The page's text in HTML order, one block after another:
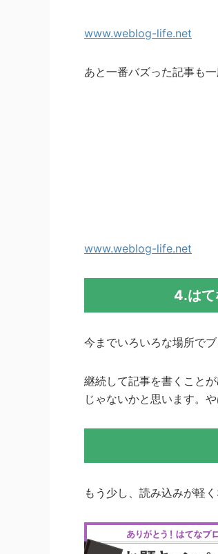
www.weblog-life.net
あと一番バズった記事も一
www.weblog-life.net
4.はて
今までいろいろな場所で
継続して記事を書くこと
じゃないかと思います。
もう少し、読み込みが軽